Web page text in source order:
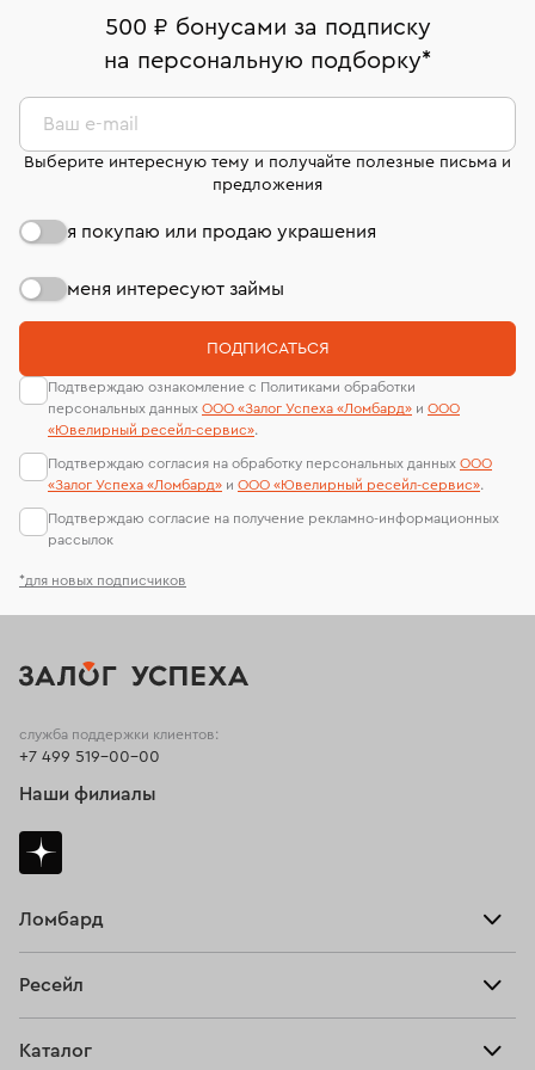
комиссионных украшений и часов смотрите на
странице«Возврат украшений»
Москва, ул. Грузинский Вал, д. 28/45
Срок бронирования украшения при самовывозе из
Оплата наличными или картой
Система быстрых платежей (по QR-коду)
В кредит от Т-Банка (до 50 000 руб., на 3–6 мес.)
номер (УИН)
На особо ценные изделия получены
сертификаты МГУ и других геммологических
лабораторий
500 ₽ бонусами за подписку
на персональную подборку*
*для новых подписчиков
Ваш e-mail
Выберите интересную тему и получайте полезные письма и
предложения
я покупаю или продаю украшения
меня интересуют займы
ПОДПИСАТЬСЯ
Подтверждаю ознакомление с Политиками обработки
персональных данных ООО «Залог Успеха «Ломбард» и ООО
«Ювелирный ресейл-сервиc».
Подтверждаю согласия на обработку персональных данных ООО
«Залог Успеха «Ломбард» и ООО «Ювелирный ресейл-сервиc».
Подтверждаю согласие на получение рекламно-информационных
рассылок
Ломбард
Тарифы
Ресейл
Каталог
служба поддержки клиентов:
+7 499 519-00-00
Наши филиалы